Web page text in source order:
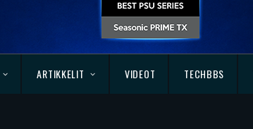
ARTIKKELIT VIDEOT TECHBBS